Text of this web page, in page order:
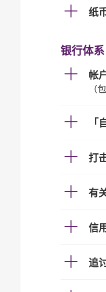
纸
银行体系
帐
（
「
打
有
信
追